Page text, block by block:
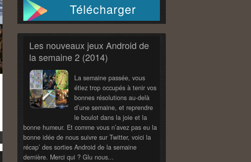
Télécharger
Les nouveaux jeux Android de
la semaine 2 (2014)
La semaine passée, vous
étiez trop occupés à tenir vos
bonnes résolutions au-delà
d’une semaine, et reprendre
le boulot dans la joie et la
bonne humeur. Et comme vous n’avez pas eu la
bonne idée de nous suivre sur Twitter, voici la
récap’ des sorties Android de la semaine
dernière. Merci qui ? Glu nous...